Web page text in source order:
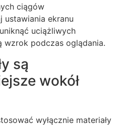
ciągów
ustawiania ekranu
uciążliwych
wzrok podczas oglądania.
są
wokół
wyłącznie materiały